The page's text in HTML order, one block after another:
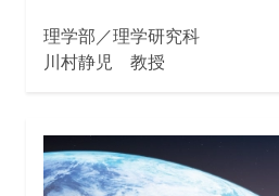
理学部／理学研究科
川村静児 教授